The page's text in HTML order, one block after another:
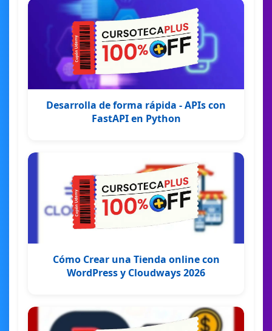
Desarrolla de forma rápida - APIs con
FastAPI en Python
Cómo Crear una Tienda online con
WordPress y Cloudways 2026